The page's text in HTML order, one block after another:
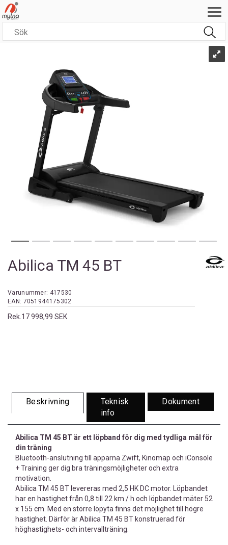
Abilica TM 45 BT
Varunummer: 417530
EAN: 7051944175302
Rek. 17 998,99 SEK
Beskrivning
Teknisk
info
Dokument
Abilica TM 45 BT är ett löpband för dig med tydliga mål för
din träning
Bluetooth-anslutning till apparna Zwift, Kinomap och iConsole
+ Training ger dig bra träningsmöjligheter och extra
motivation.
Abilica TM 45 BT levereras med 2,5 HK DC motor. Löpbandet
har en hastighet från 0,8 till 22 km / h och löpbandet mäter 52
x 155 cm. Med en större löpyta finns det möjlighet till högre
hastighet. Därför är Abilica TM 45 BT konstruerad för
höghastighets- och intervallträning.